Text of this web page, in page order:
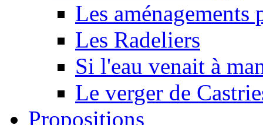
Les
Les Radeliers
Si l'eau venait à
Le verger de
Propositions